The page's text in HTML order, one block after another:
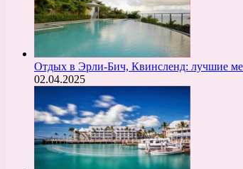
Отдых в Эрли-Бич, Квинсленд: лучшие
02.04.2025